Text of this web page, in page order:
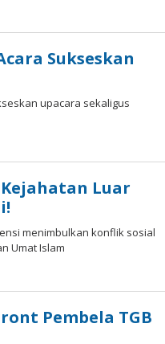
Sukseskan
upacara sekaligus
Luar
menimbulkan konflik sosial
Umat Islam
Pembela TGB